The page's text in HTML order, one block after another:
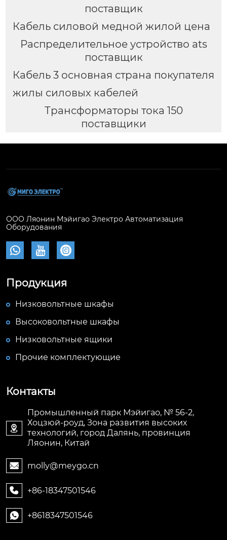
поставщик
Кабель силовой медной жилой цена
Распределительное устройство ats
поставщик
Кабель 3 основная страна покупателя
жилы силовых кабелей
Трансформаторы тока 150
поставщики
ООО Ляонин Мэйигао Электро Автоматизация
Оборудования
  
Продукция
Низковольтные шкафы
Высоковольтные шкафы
Низковольтные ящики
Прочие комплектующие
Контакты

Промышленный парк Мэйигао, № 56-2,
Хоцзюй-роуд, Зона развития высоких
технологий, город Далянь, провинция
Ляонин, Китай
 molly@meygo.cn
 +86-18347501546
 +8618347501546